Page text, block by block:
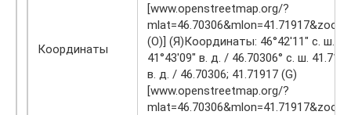
Координаты
[www.openstreetmap.org/?
(O)] (Я)Координаты: 46°42′11″ с. ш.
41°43′09″ в. д. / 46.70306° с. ш.
в. д. / 46.70306; 41.71917 (G)
[www.openstreetmap.org/?